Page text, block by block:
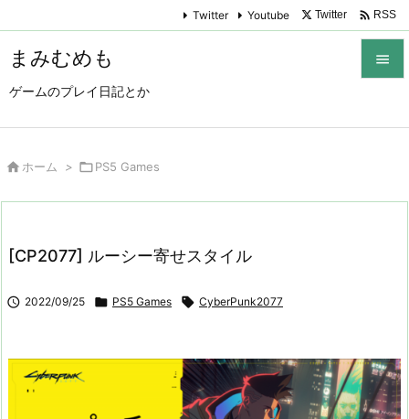
まみむめも
ゲームのプレイ日記とか

Twitter Youtube Twitter  RSS
 ホーム > PS5 Games
[CP2077] ルーシー寄せスタイル
 2022/09/25  PS5 Games  CyberPunk2077